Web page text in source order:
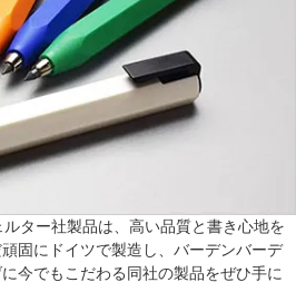
ター社製品は、高い品質と書き心地を
固にドイツで製造し、バーデンバーデ
今でもこだわる同社の製品をぜひ手に